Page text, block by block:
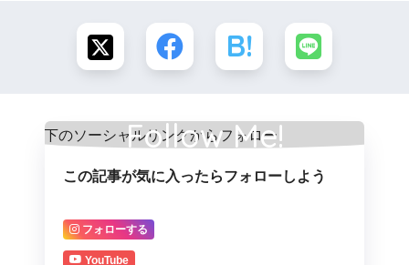
Follow Me!
この記事が気に入ったらフォローしよう
フォローする
YouTube